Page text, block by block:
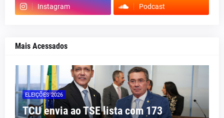
Instagram Podcast
Mais Acessados
ELEIÇÕES 2026
TCU envia ao TSE lista com 173